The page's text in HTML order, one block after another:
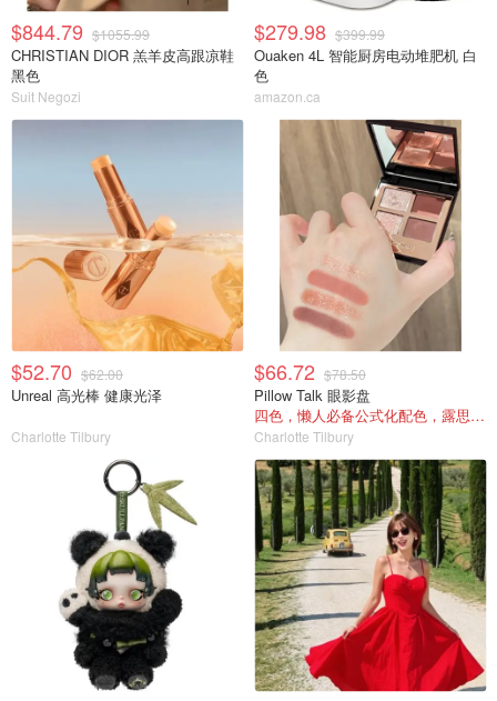
$844.79 $1055.99
CHRISTIAN DIOR 羔羊皮高跟凉鞋
黑色
Suit Negozi
$279.98 $399.99
Ouaken 4L 智能厨房电动堆肥机 白
色
amazon.ca
$52.70 $62.00
Unreal 高光棒 健康光泽
Charlotte Tilbury
$66.72 $78.50
Pillow Talk 眼影盘
四色，懒人必备公式化配色，露思超爱！
Charlotte Tilbury